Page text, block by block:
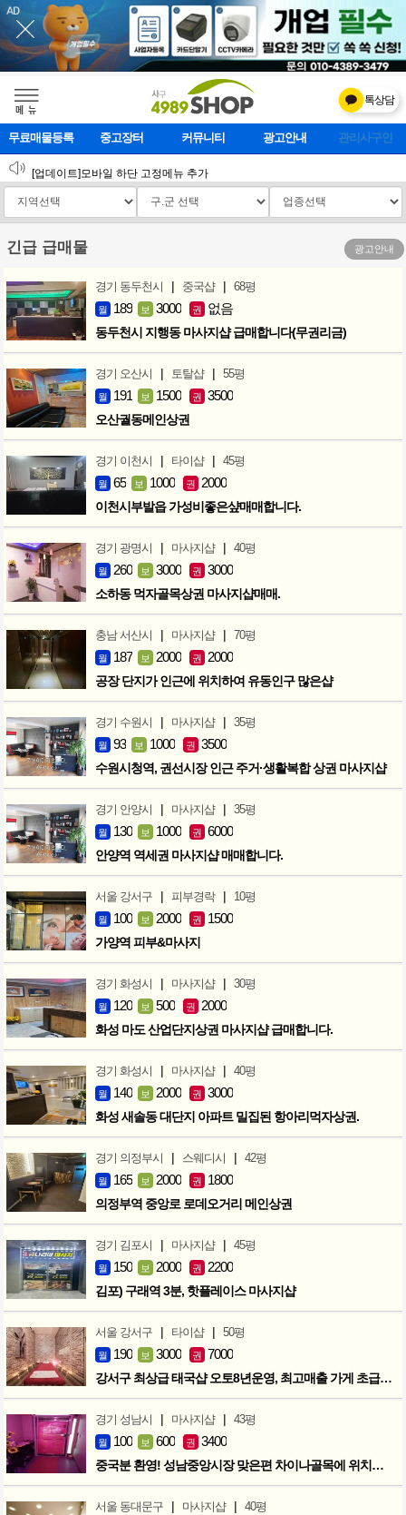
메    뉴
톡상담
무료매물등록 중고장터 커뮤니티 광고안내 마사지클럽
2026 설 연휴 운영안내
[업데이트]모바일 하단 고정메뉴 추가
[업데이트] 개선사항 안내
긴급 급매물 광고안내
경기 동두천시 | 중국샵 | 68평
월 189 보 3000 권 없음
동두천시 지행동 마사지샵 급매합니다(무권리금)
경기 오산시 | 토탈샵 | 55평
월 191 보 1500 권 3500
오산궐동메인상권
경기 이천시 | 타이샵 | 45평
월 65 보 1000 권 2000
이천시부발읍 가성비좋은샾매매합니다.
경기 광명시 | 마사지샵 | 40평
월 260 보 3000 권 3000
소하동 먹자골목상권 마사지샵매매.
충남 서산시 | 마사지샵 | 70평
월 187 보 2000 권 2000
공장 단지가 인근에 위치하여 유동인구 많은샵
경기 수원시 | 마사지샵 | 35평
월 93 보 1000 권 3500
수원시청역, 권선시장 인근 주거·생활복합 상권 마사지샵
경기 안양시 | 마사지샵 | 35평
월 130 보 1000 권 6000
안양역 역세권 마사지샵 매매합니다.
서울 강서구 | 피부경락 | 10평
월 100 보 2000 권 1500
가양역 피부&마사지
경기 화성시 | 마사지샵 | 30평
월 120 보 500 권 2000
화성 마도 산업단지상권 마사지샵 급매합니다.
경기 화성시 | 마사지샵 | 40평
월 140 보 2000 권 3000
화성 새솔동 대단지 아파트 밀집된 항아리먹자상권.
경기 의정부시 | 스웨디시 | 42평
월 165 보 2000 권 1800
의정부역 중앙로 로데오거리 메인상권
경기 김포시 | 마사지샵 | 45평
월 150 보 2000 권 2200
김포) 구래역 3분, 핫플레이스 마사지샵
서울 강서구 | 타이샵 | 50평
월 190 보 3000 권 7000
강서구 최상급 태국샵 오토8년운영, 최고매출 가게 초급매!!!
경기 성남시 | 마사지샵 | 43평
월 100 보 600 권 3400
중국분 환영! 성남중앙시장 맞은편 차이나골목에 위치한 마사지샵
서울 동대문구 | 마사지샵 | 40평